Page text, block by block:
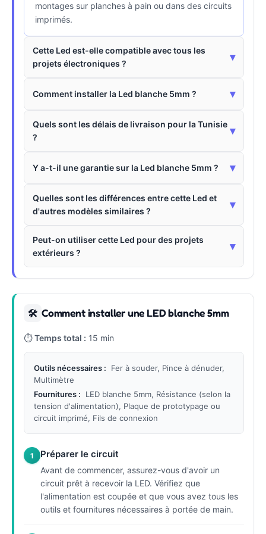
montages sur planches à pain ou dans des circuits
imprimés.
Cette Led est-elle compatible avec tous les
projets électroniques ?
▾
Comment installer la Led blanche 5mm ? ▾
Quels sont les délais de livraison pour la Tunisie
?
▾
Y a-t-il une garantie sur la Led blanche 5mm ? ▾
Quelles sont les différences entre cette Led et
d'autres modèles similaires ?
▾
Peut-on utiliser cette Led pour des projets
extérieurs ?
▾
🛠 Comment installer une LED blanche 5mm
⏱Temps total : 15 min
Outils nécessaires :
Fer à souder, Pince à dénuder,
Multimètre
Fournitures :
LED blanche 5mm, Résistance (selon la
tension d'alimentation), Plaque de prototypage ou
circuit imprimé, Fils de connexion
1 Préparer le circuit
Avant de commencer, assurez-vous d'avoir un
circuit prêt à recevoir la LED. Vérifiez que
l'alimentation est coupée et que vous avez tous les
outils et fournitures nécessaires à portée de main.